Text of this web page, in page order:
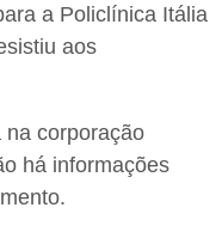
a Policlínica Itália
aos
na corporação
há informações